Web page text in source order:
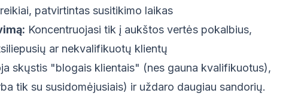
patvirtintas susitikimo laikas
Koncentruojasi tik į aukštos vertės pokalbius,
ar nekvalifikuotų klientų
skųstis "blogais klientais" (nes gauna kvalifikuotus),
tik su susidomėjusiais) ir uždaro daugiau sandorių.